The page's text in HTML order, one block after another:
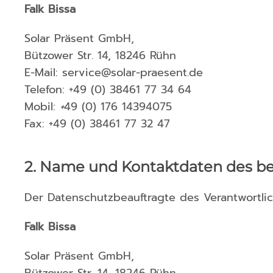
Falk Bissa
Solar Präsent GmbH,
Bützower Str. 14, 18246 Rühn
E-Mail: service@solar-praesent.de
Telefon: +49 (0) 38461 77 34 64
Mobil: +49 (0) 176 14394075
Fax: +49 (0) 38461 77 32 47
2. Name und Kontaktdaten des
Der Datenschutzbeauftragte des
Falk Bissa
Solar Präsent GmbH,